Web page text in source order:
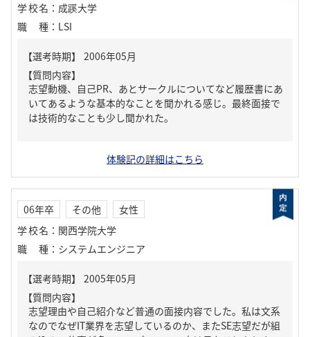
学校名 ： 成蹊大学
職種 ： LSI
【質問内容】
志望動機、自己PR、あとサークルについてなど履歴書にあ
いてあるような基本的なことを聞かれる感じ。最終面接で
は技術的なことも少し聞かれた。
体験記の詳細はこちら
06年卒 その他
女性
学校名 ： 関西学院大学
職種 ： システムエンジニア
【質問内容】
志望理由や自己紹介など普通の面接内容でした。私は文系
なのでなぜIT業界を志望しているのか、またSE志望だが組